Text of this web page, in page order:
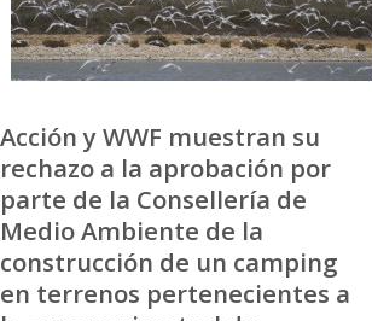
Acción y WWF muestran su
rechazo a la aprobación por
parte de la Consellería de
Medio Ambiente de la
construcción de un camping
en terrenos pertenecientes a